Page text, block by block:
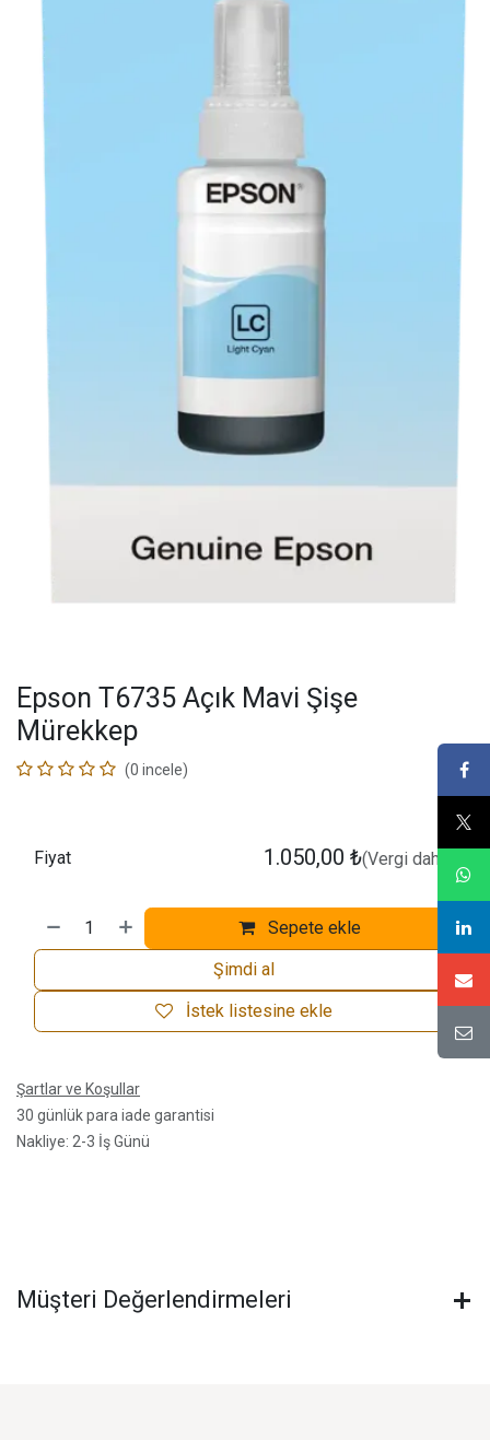
Epson T6735 Açık Mavi Şişe
Mürekkep
(0 incele)
Sepete ekle
Şimdi al
İstek listesine ekle
Fiyat 1.050,00 ₺(Vergi dahil)
Şartlar ve Koşullar
30 günlük para iade garantisi
Nakliye: 2-3 İş Günü
Müşteri Değerlendirmeleri